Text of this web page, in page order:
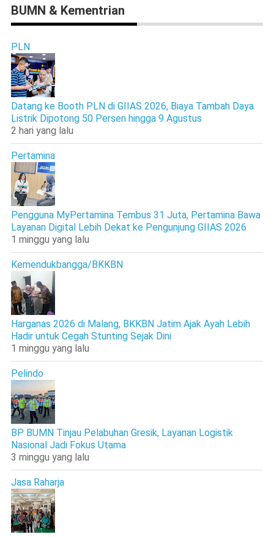
BUMN & Kementrian
PLN
Datang ke Booth PLN di GIIAS 2026, Biaya Tambah Daya
Listrik Dipotong 50 Persen hingga 9 Agustus
2 hari yang lalu
Pertamina
Pengguna MyPertamina Tembus 31 Juta, Pertamina Bawa
Layanan Digital Lebih Dekat ke Pengunjung GIIAS 2026
1 minggu yang lalu
Kemendukbangga/BKKBN
Harganas 2026 di Malang, BKKBN Jatim Ajak Ayah Lebih
Hadir untuk Cegah Stunting Sejak Dini
1 minggu yang lalu
Pelindo
BP BUMN Tinjau Pelabuhan Gresik, Layanan Logistik
Nasional Jadi Fokus Utama
3 minggu yang lalu
Jasa Raharja